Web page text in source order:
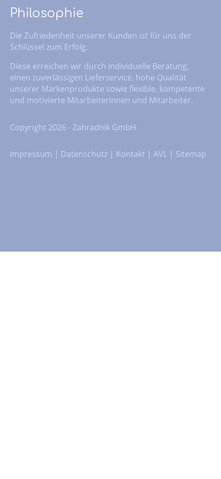
Philosophie
Die Zufriedenheit unserer Kunden ist für uns der
Schlüssel zum Erfolg.
Diese erreichen wir durch individuelle Beratung,
einen zuverlässigen Lieferservice, hohe Qualität
unserer Markenprodukte sowie flexible, kompetente
und motivierte Mitarbeiterinnen und Mitarbeiter.
Copyright 2026 - Zahradnik GmbH
Impressum | Datenschutz | Kontakt | AVL | Sitemap